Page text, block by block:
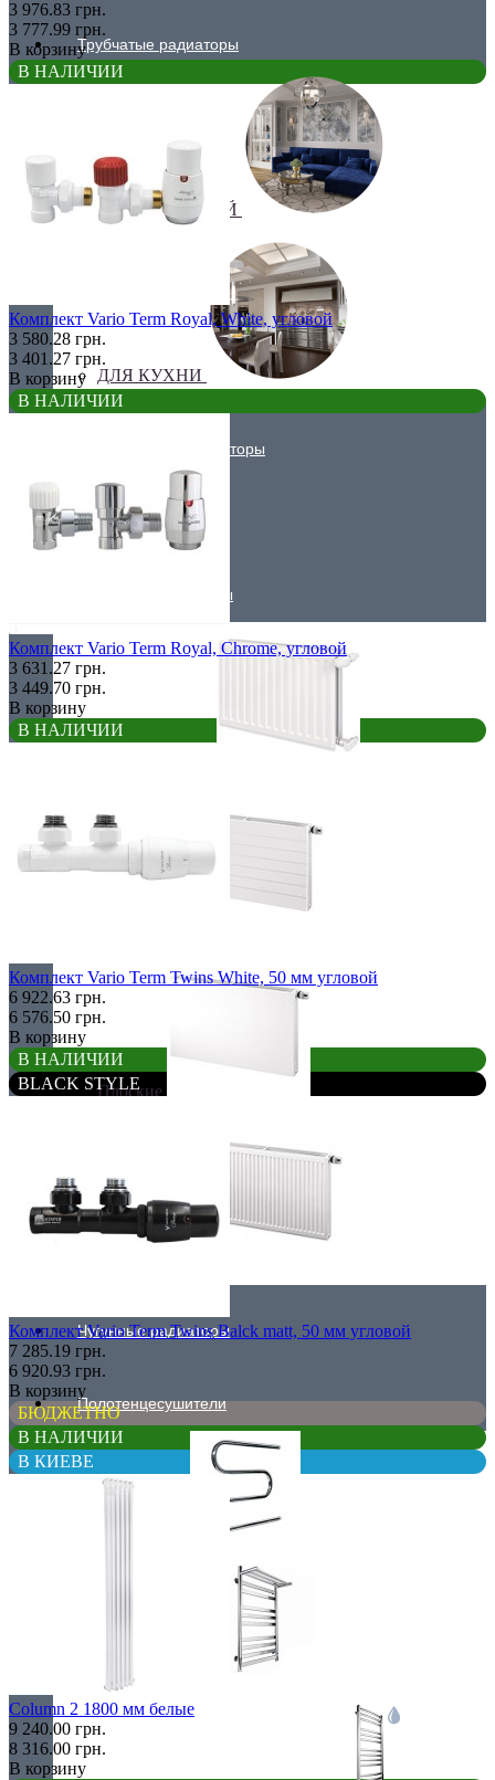
Трубчатые радиаторы
ДЛЯ ГОСТИНОЙ
ДЛЯ КУХНИ
Вертикальные радиаторы
Низкие радиаторы
Стальные радиаторы
Плоские
Чугунные радиаторы
Полотенцесушители
3 976.83 грн.
3 777.99 грн.
В корзину
В НАЛИЧИИ
Комплект Vario Term Royal, White, угловой
3 580.28 грн.
3 401.27 грн.
В корзину
В НАЛИЧИИ
Комплект Vario Term Royal, Chrome, угловой
3 631.27 грн.
3 449.70 грн.
В корзину
В НАЛИЧИИ
Комплект Vario Term Twins White, 50 мм угловой
6 922.63 грн.
6 576.50 грн.
В корзину
В НАЛИЧИИ
BLACK STYLE
Комплект Vario Term Twins Balck matt, 50 мм угловой
7 285.19 грн.
6 920.93 грн.
В корзину
БЮДЖЕТНО
В НАЛИЧИИ
В КИЕВЕ
Column 2 1800 мм белые
9 240.00 грн.
8 316.00 грн.
В корзину